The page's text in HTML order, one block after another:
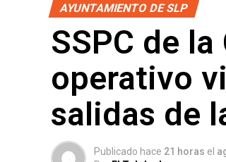
AYUNTAMIENTO DE SLP
SSPC de
operativo
salidas de
Publicado hace 21 horas el